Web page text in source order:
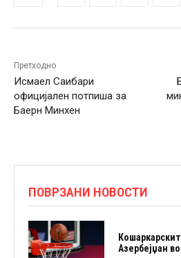
Претходно
Исмаел Саибари
официјален потпиша за
Баерн Минхен
ПОВРЗАНИ НОВОСТИ
Азербејџан